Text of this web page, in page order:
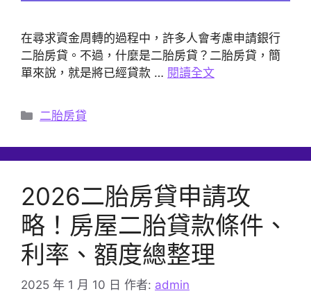
在尋求資金周轉的過程中，許多人會考慮申請銀行
二胎房貸。不過，什麼是二胎房貸？二胎房貸，簡
單來說，就是將已經貸款 … 閱讀全文
分
二胎房貸
2026二胎房貸申請攻
略！房屋二胎貸款條件、
利率、額度總整理
2025 年 1 月 10 日 作者: admin